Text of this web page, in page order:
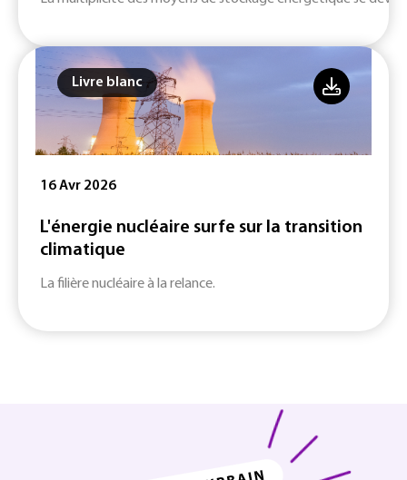
Livre blanc
16 Avr 2026
L'énergie nucléaire surfe sur la transition
climatique
La filière nucléaire à la relance.